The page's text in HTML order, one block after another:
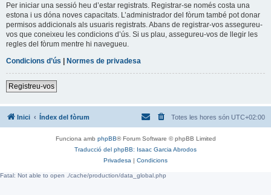
Per iniciar una sessió heu d’estar registrats. Registrar-se només costa una
estona i us dóna noves capacitats. L’administrador del fòrum també pot donar
permisos addicionals als usuaris registrats. Abans de registrar-vos assegureu-
vos que coneixeu les condicions d’ús. Si us plau, assegureu-vos de llegir les
regles del fòrum mentre hi navegueu.
Condicions d’ús | Normes de privadesa
Registreu-vos
Inici Índex del fòrum Totes les hores són UTC+02:00
Funciona amb phpBB® Forum Software © phpBB Limited
Traducció del phpBB: Isaac Garcia Abrodos
Privadesa | Condicions
Fatal: Not able to open ./cache/production/data_global.php